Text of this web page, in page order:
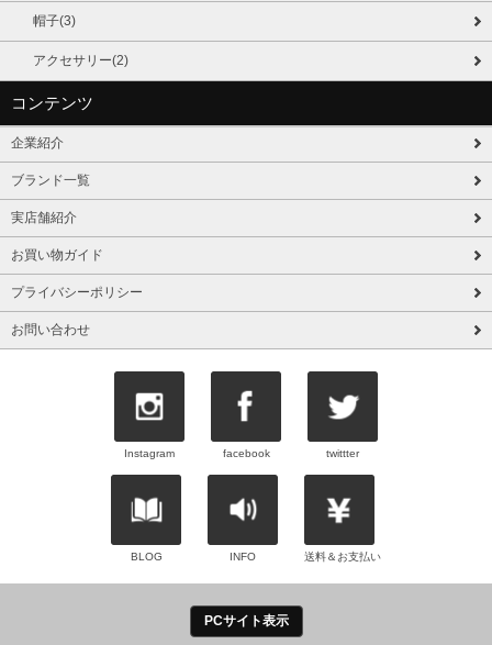
帽子(3)
アクセサリー(2)
コンテンツ
企業紹介
ブランド一覧
実店舗紹介
お買い物ガイド
プライバシーポリシー
お問い合わせ
Instagram facebook twittter
BLOG INFO 送料＆お支払い
PCサイト表示